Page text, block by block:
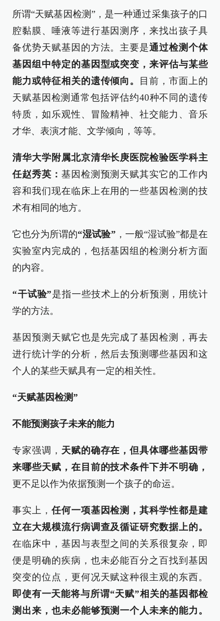
所谓“天赋基因检测”，是一种通过采集孩子的口
腔黏膜、唾液等进行基因测序，来找出孩子具
备优势天赋基因的方法。主要是通过检测个体
基因组中特定的基因型或突变，来评估与某些
能力或特征相关的遗传倾向。
目前，市面上的
天赋基因检测通常包括评估约40种不同的遗传
特质，如乐观性、冒险精神、社交能力、音乐
才华、表演才能、文学倾向，等等。
清华大学附属北京清华长庚医院检验医学科主
任赵秀英： 基因检测预测天赋其实它的工作内
容和我们现在临床上在用的一些基因检测的技
术有相同的地方。
它也分为所谓的“湿试验” ，一般“湿试验”都是在
实验室内完成的，包括基因组的检测分析方面
的内容。
“干试验”是指一些技术上的分析预测，用统计
学的方法。
基因预测天赋它也是先完成了基因检测，再去
进行统计学的分析，然后去预测哪些基因和这
个人的某些天赋具有一定的相关性。
“天赋基因检测”
不能预测孩子未来的能力
专家强调， 天赋的确存在，但具体哪些基因带
来哪些天赋，在目前的技术条件下并不明确，
更不足以作为依据预测一个孩子的命运。
事实上，任何一项基因检测，其科学性都是建
立在大规模流行病调查及循证研究数据上的。
在临床中，基因与表型之间的关系很复杂，即
便是明确的疾病，也未必能百分之百找到基因
突变的位点，更何况天赋这种很主观的东西。
即使有一天能将与所谓“天赋”相关的基因都检
测出来，也未必能够预测一个人未来的能力。